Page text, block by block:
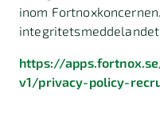
inom
https://
v1/privacy-policy-